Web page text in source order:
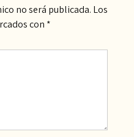
no será publicada. Los
con *